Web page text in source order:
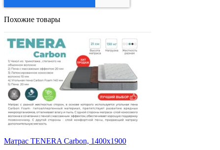
Похожие товары
Матрас TENERA Carbоn, 1400х1900